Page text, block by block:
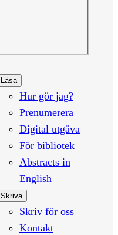
Läsa
Hur gör jag?
Prenumerera
Digital utgåva
För bibliotek
Abstracts in
English
Skriva
Skriv för oss
Kontakt